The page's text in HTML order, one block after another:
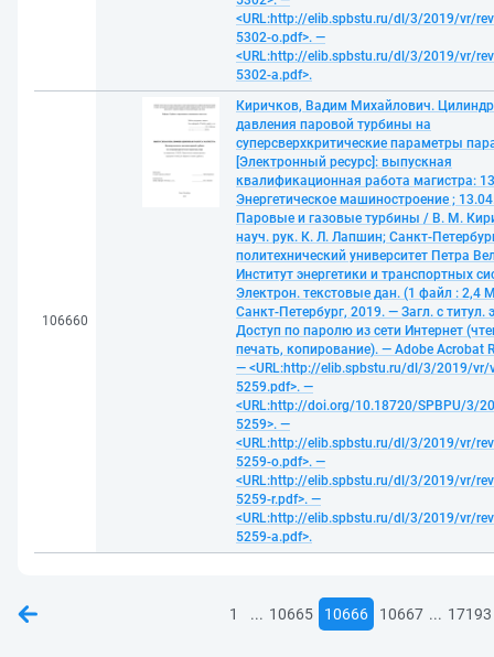
<URL:http://elib.spbstu.ru/dl/3/2019/vr/
5302-o.pdf>. —
<URL:http://elib.spbstu.ru/dl/3/2019/vr/
5302-a.pdf>.
106660
Киричков, Вадим Михайлович.
давления паровой турбины на
суперсверхкритические параметры
[Электронный ресурс]: выпускная
квалификационная работа магистра:
Энергетическое машиностроение ;
Паровые и газовые турбины / В. М.
науч. рук. К. Л. Лапшин; Санкт-
политехнический университет Петра
Институт энергетики и транспортных
Электрон. текстовые дан. (1 файл : 2,4
Санкт-Петербург, 2019. — Загл. с титул.
Доступ по паролю из сети Интернет
печать, копирование). — Adobe Acrobat
— <URL:http://elib.spbstu.ru/dl/3/2019/vr/
5259.pdf>. —
<URL:http://doi.org/10.18720/SPBPU/3/
5259>. —
<URL:http://elib.spbstu.ru/dl/3/2019/vr/
5259-o.pdf>. —
<URL:http://elib.spbstu.ru/dl/3/2019/vr/
5259-r.pdf>. —
<URL:http://elib.spbstu.ru/dl/3/2019/vr/
5259-a.pdf>.
1 ... 10665 10666 10667 ... 17193